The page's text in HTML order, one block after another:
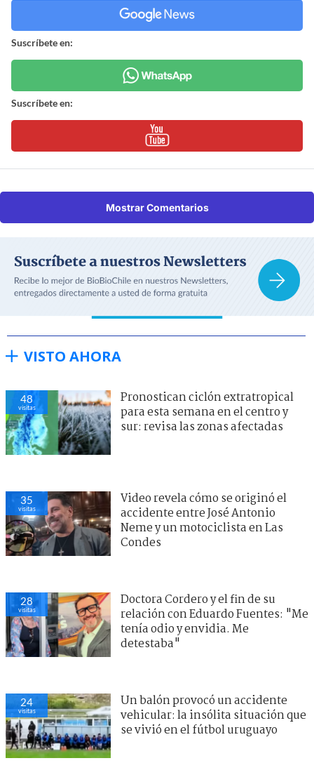
Suscríbete en:
Suscríbete en:
Mostrar Comentarios
VISTO AHORA
48
visitas
Pronostican ciclón extratropical
para esta semana en el centro y
sur: revisa las zonas afectadas
35
visitas
Video revela cómo se originó el
accidente entre José Antonio
Neme y un motociclista en Las
Condes
28
visitas
Doctora Cordero y el fin de su
relación con Eduardo Fuentes: "Me
tenía odio y envidia. Me
detestaba"
24
visitas
Un balón provocó un accidente
vehicular: la insólita situación que
se vivió en el fútbol uruguayo